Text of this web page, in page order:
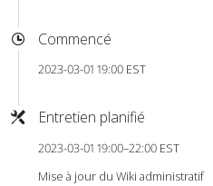
Commencé
2023-03-01 19:00 EST
Entretien planifié
2023-03-01 19:00–22:00 EST
Mise à jour du Wiki administratif